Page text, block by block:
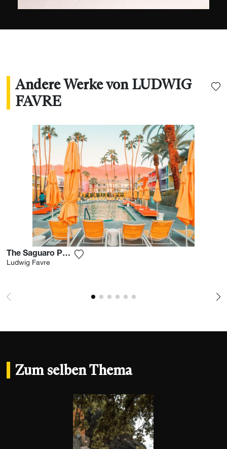
Andere Werke von LUDWIG
FAVRE
The Saguaro Palm Springs
Ludwig Favre
Zum selben Thema